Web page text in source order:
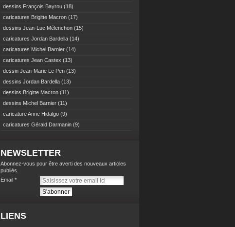
dessins François Bayrou (18)
caricatures Brigitte Macron (17)
dessins Jean-Luc Mélenchon (15)
caricatures Jordan Bardella (14)
caricatures Michel Barnier (14)
caricatures Jean Castex (13)
dessin Jean-Marie Le Pen (13)
dessins Jordan Bardella (13)
dessins Brigitte Macron (11)
dessins Michel Barnier (11)
caricature Anne Hidalgo (9)
caricatures Gérald Darmanin (9)
NEWSLETTER
Abonnez-vous pour être averti des nouveaux articles
publiés.
Email
LIENS